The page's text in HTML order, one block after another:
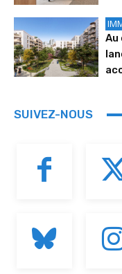
Au
SUIVEZ-NOUS